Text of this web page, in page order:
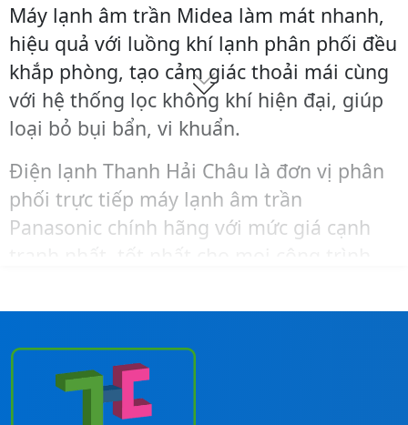
Máy lạnh âm trần Midea làm mát nhanh,
hiệu quả với luồng khí lạnh phân phối đều
khắp phòng, tạo cảm giác thoải mái cùng
với hệ thống lọc không khí hiện đại, giúp
loại bỏ bụi bẩn, vi khuẩn.
Điện lạnh Thanh Hải Châu là đơn vị phân
phối trực tiếp máy lạnh âm trần
Panasonic chính hãng với mức giá cạnh
với giá tốt nhất thì hãy liên hệ ngay
Thanh Hải Châu
được hỗ trợ nhanh nhất nhé!